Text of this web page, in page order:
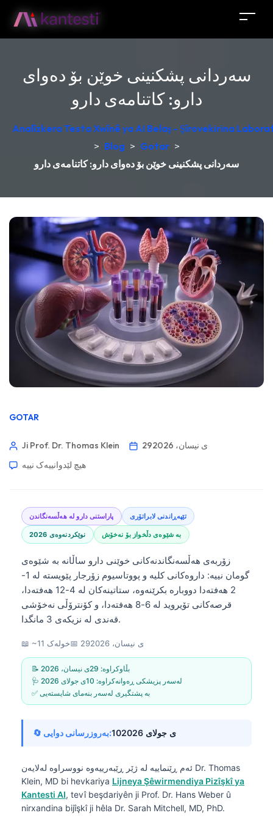
سەردانی پشکنینی خوێن بۆ دەوای
دارو: کاتنامەی دارو
Analîzkera Testa Xwînê ya AI Belaş - Şîrovekirina
> Blog > Gotar >
سەردانی پشکنینی خوێن بۆ دەوای دارو: کاتنامەی دارو
GOTAR
Ji Prof. Dr. Thomas Klein
29ی نیسان، 2026
هیچ لێدوانییەک نییە
پاراستنی دارو لە هەڵسەنگاندن تێپەڕاندنی لابراتۆری
نوێکردنەوەی 2026 بە شێوەی دڵخواز بۆ نەخۆش
زۆربەی هەڵسەنگاندنەکانی خوێنی دارو ساڵانە بە شێوەی
گومان نییە: داروەکانی کلیە و پووتاسیوم زۆرجار پێویستە لە 1-
2 هەفتەدا دووبارە بکرێنەوە، ستاتینەکان لە 4-12 هەفتەدا،
قرصەکانی تۆیروید لە 6-8 هەفتەدا، و کۆنترۆڵی نەخۆشی
قەندی لە نزیکەی 3 مانگدا.
📖 ~11 خولەک📅 29ی نیسان، 2026
📝 بڵاوکراوە: 29ی نیسان، 2026
🩺 لەسەر پزیشکی ڕەوانەکراوە: 10ی جولای 2026
✅ بە پشتگیری لەسەر بنەمای شایستەیی
🔄 بەروزرسانی دوایی: 10ی جولای 2026
Dr. Thomas
Klein, MD bi hevkariya Lijneya Şêwirmendiya Pizîşkî ya
Kantesti AI, tevî beşdariyên ji Prof. Dr. Hans Weber û
nirxandina bijîşkî ji hêla Dr. Sarah Mitchell, MD, PhD.